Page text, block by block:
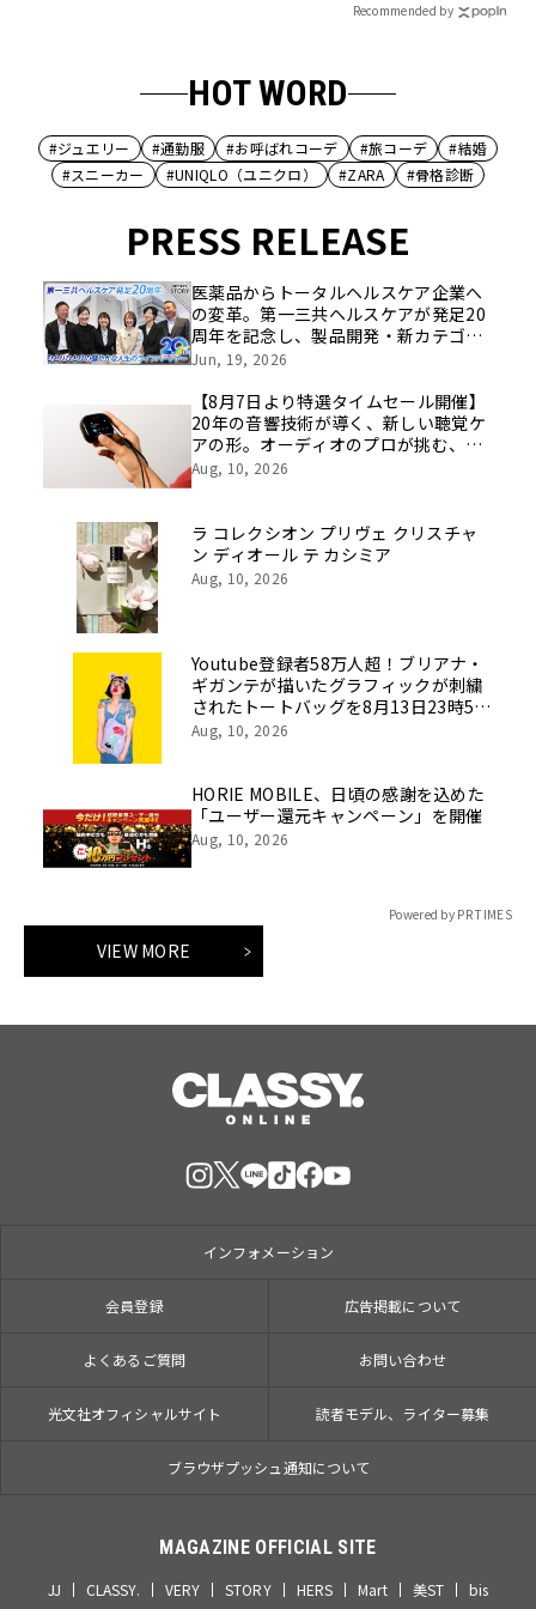
Recommended by
HOT WORD
#ジュエリー #通勤服 #お呼ばれコーデ #旅コーデ
#結婚
#スニーカー
#UNIQLO（ユニクロ） #ZARA #骨格診断
PRESS RELEASE
医薬品からトータルヘルスケア企業へ
の変革。第一三共ヘルスケアが発足20
周年を記念し、製品開発・新カテゴリ
挑戦の舞台や旧社統合時のエピソード
像を公開！
Jun, 19, 2026
【8月7日より特選タイムセール開催】
20年の音響技術が導く、新しい聴覚ケ
アの形。オーディオのプロが挑む、画
期的なスクリーン操作対応次世代スマ
Aug, 10, 2026
ラ コレクシオン プリヴェ クリスチャ
ン ディオール テ カシミア
Aug, 10, 2026
Youtube登録者58万人超！ブリアナ・
ギガンテが描いたグラフィックが刺繍
されたトートバッグを8月13日23時59
分まで期間限定で新発売！
Aug, 10, 2026
HORIE MOBILE、日頃の感謝を込めた
「ユーザー還元キャンペーン」を開催
Aug, 10, 2026
Powered by PR TIMES
VIEW MORE
インフォメーション
会員登録 広告掲載について
よくあるご質問 お問い合わせ
光文社オフィシャルサイト 読者モデル、ライター募集
ブラウザプッシュ通知について
MAGAZINE OFFICIAL SITE
JJ CLASSY. VERY STORY HERS Mart 美ST
bis